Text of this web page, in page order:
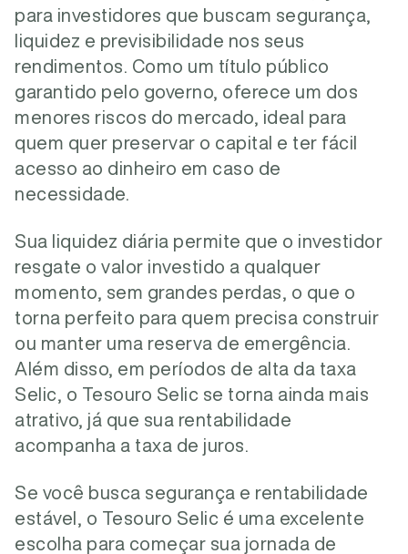
para investidores que buscam segurança,
liquidez e previsibilidade nos seus
rendimentos. Como um título público
garantido pelo governo, oferece um dos
menores riscos do mercado, ideal para
quem quer preservar o capital e ter fácil
acesso ao dinheiro em caso de
necessidade.
Sua liquidez diária permite que o investidor
resgate o valor investido a qualquer
momento, sem grandes perdas, o que o
torna perfeito para quem precisa construir
ou manter uma reserva de emergência.
Além disso, em períodos de alta da taxa
Selic, o Tesouro Selic se torna ainda mais
atrativo, já que sua rentabilidade
acompanha a taxa de juros.
Se você busca segurança e rentabilidade
estável, o Tesouro Selic é uma excelente
escolha para começar sua jornada de